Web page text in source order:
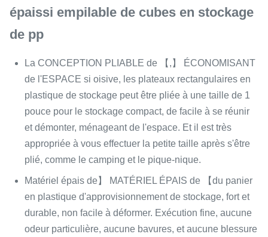
épaissi empilable de cubes en stockage
de pp
La CONCEPTION PLIABLE de 【,】 ÉCONOMISANT
de l'ESPACE si oisive, les plateaux rectangulaires en
plastique de stockage peut être pliée à une taille de 1
pouce pour le stockage compact, de facile à se réunir
et démonter, ménageant de l'espace. Et il est très
appropriée à vous effectuer la petite taille après s'être
plié, comme le camping et le pique-nique.
Matériel épais de】 MATÉRIEL ÉPAIS de 【du panier
en plastique d'approvisionnement de stockage, fort et
durable, non facile à déformer. Exécution fine, aucune
odeur particulière, aucune bavures, et aucune blessure